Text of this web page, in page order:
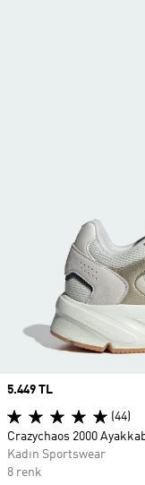
Price
5.449 TL
(44)
Crazychaos 2000
Kadın Sportswear
8 renk